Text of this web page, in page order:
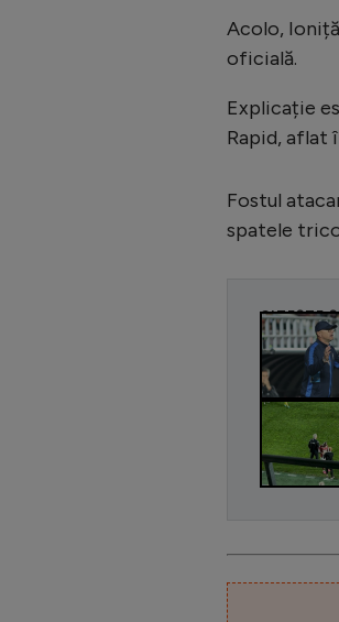
Acolo,
oficială.
Explicație
Rapid, aflat
Fostul
spatele
CITEȘTE